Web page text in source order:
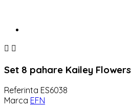
 
Set 8 pahare Kailey
Referinta ES6038
Marca EFN